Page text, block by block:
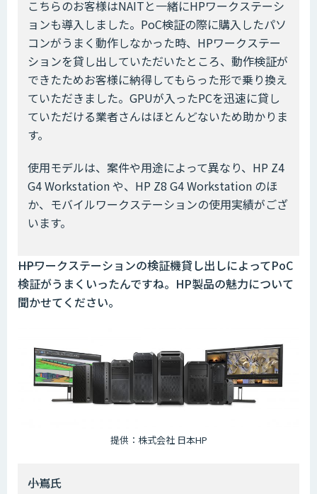
こちらのお客様はNAITと一緒にHPワークステーシ
ョンも導入しました。PoC検証の際に購入したパソ
コンがうまく動作しなかった時、HPワークステー
ションを貸し出していただいたところ、動作検証が
できたためお客様に納得してもらった形で乗り換え
ていただきました。GPUが入ったPCを迅速に貸し
ていただける業者さんはほとんどないため助かりま
す。
使用モデルは、案件や用途によって異なり、HP Z4
G4 Workstation や、HP Z8 G4 Workstation のほ
か、モバイルワークステーションの使用実績がござ
います。
――HPワークステーションの検証機貸し出しによってPoC
検証がうまくいったんですね。HP製品の魅力について
聞かせてください。
提供：株式会社 日本HP
――小嶌氏